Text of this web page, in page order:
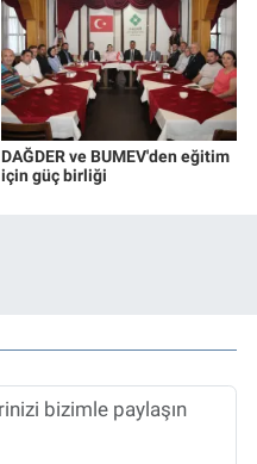
DAĞDER ve BUMEV'den eğitim
için güç birliği